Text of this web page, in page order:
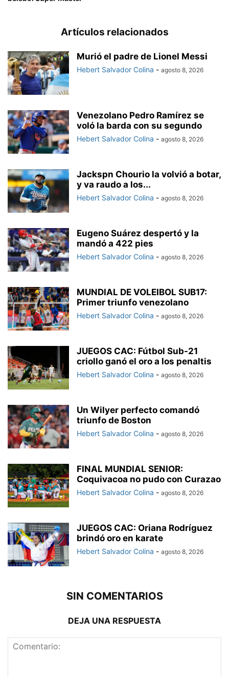
Artículos relacionados
Murió el padre de Lionel Messi
Hebert Salvador Colina - agosto 8, 2026
Venezolano Pedro Ramírez se
voló la barda con su segundo
Hebert Salvador Colina - agosto 8, 2026
Jackspn Chourio la volvió a botar,
y va raudo a los...
Hebert Salvador Colina - agosto 8, 2026
Eugeno Suárez despertó y la
mandó a 422 pies
Hebert Salvador Colina - agosto 8, 2026
MUNDIAL DE VOLEIBOL SUB17:
Primer triunfo venezolano
Hebert Salvador Colina - agosto 8, 2026
JUEGOS CAC: Fútbol Sub-21
criollo ganó el oro a los penaltis
Hebert Salvador Colina - agosto 8, 2026
Un Wilyer perfecto comandó
triunfo de Boston
Hebert Salvador Colina - agosto 8, 2026
FINAL MUNDIAL SENIOR:
Coquivacoa no pudo con Curazao
Hebert Salvador Colina - agosto 8, 2026
JUEGOS CAC: Oriana Rodríguez
brindó oro en karate
Hebert Salvador Colina - agosto 8, 2026
SIN COMENTARIOS
DEJA UNA RESPUESTA